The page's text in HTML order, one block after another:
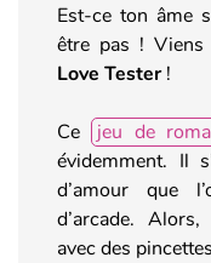
Est-ce ton âme
être pas !
Love Tester!
Ce jeu de
évidemment. Il
d’amour que
d’arcade.
avec des